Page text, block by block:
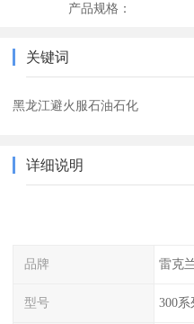
产品规格：
关键词
黑龙江避火服石油石化
详细说明
品牌 雷克
型号 300